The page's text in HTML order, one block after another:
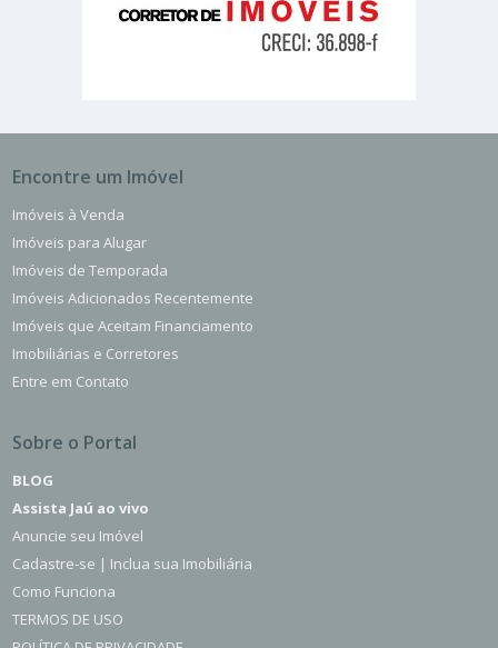
Encontre um Imóvel
Imóveis à Venda
Imóveis para Alugar
Imóveis de Temporada
Imóveis Adicionados Recentemente
Imóveis que Aceitam Financiamento
Imobiliárias e Corretores
Entre em Contato
Sobre o Portal
BLOG
Assista Jaú ao vivo
Anuncie seu Imóvel
Cadastre-se | Inclua sua Imobiliária
Como Funciona
TERMOS DE USO